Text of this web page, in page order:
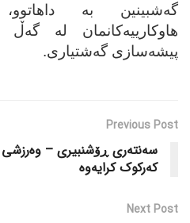
گه‌شبینین به‌
هاوکارییه‌کانمان له‌
پیشه‌سازی گه‌شتیاری.
Previous Post
سه‌نته‌ری ڕۆشنبیری – وه‌رزشی
که‌رکوک کرایه‌وه‌
Next Post